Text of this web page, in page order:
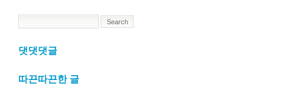
댓댓댓글
따끈따끈한 글